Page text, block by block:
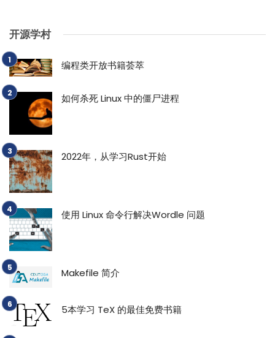
开源学村
编程类开放书籍荟萃
如何杀死 Linux 中的僵尸进程
2022年，从学习Rust开始
使用 Linux 命令行解决Wordle 问题
Makefile 简介
5本学习 TeX 的最佳免费书籍